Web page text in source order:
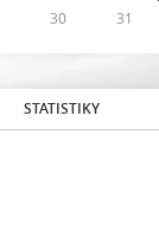
30 31
STATISTIKY